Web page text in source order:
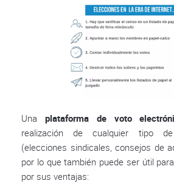
Una plataforma de voto
realización de cualquier tipo
(elecciones sindicales, consejos de
por lo que también puede ser útil
por sus ventajas: